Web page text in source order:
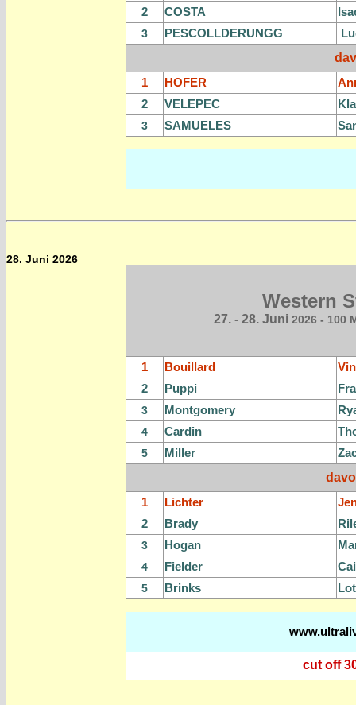
2
COSTA
3 PESCOLLDERUNGG
1
HOFER
2
VELEPEC
3 SAMUELES
28. Juni 2026
Western
27. - 28. Juni2026 - 100
1 Bouillard
2
Puppi
3 Montgomery
4 Cardin
5 Miller
1
Lichter
2
Brady
3 Hogan
4 Fielder
5 Brinks
cut off